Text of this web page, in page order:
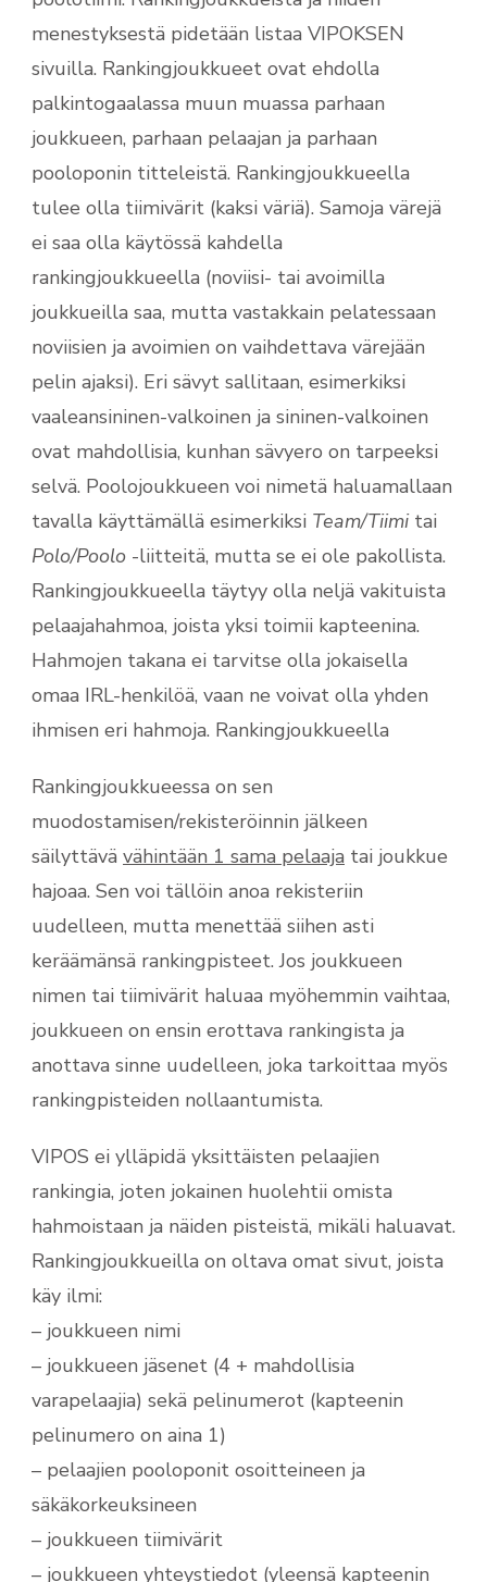
menestyksestä pidetään listaa VIPOKSEN
sivuilla. Rankingjoukkueet ovat ehdolla
palkintogaalassa muun muassa parhaan
joukkueen, parhaan pelaajan ja parhaan
pooloponin titteleistä. Rankingjoukkueella
tulee olla tiimivärit (kaksi väriä). Samoja värejä
ei saa olla käytössä kahdella
rankingjoukkueella (noviisi- tai avoimilla
joukkueilla saa, mutta vastakkain pelatessaan
noviisien ja avoimien on vaihdettava värejään
pelin ajaksi). Eri sävyt sallitaan, esimerkiksi
vaaleansininen-valkoinen ja sininen-valkoinen
ovat mahdollisia, kunhan sävyero on tarpeeksi
selvä. Poolojoukkueen voi nimetä haluamallaan
tavalla käyttämällä esimerkiksi Team/Tiimitai
Polo/Poolo -liitteitä, mutta se ei ole pakollista.
Rankingjoukkueella täytyy olla neljä vakituista
pelaajahahmoa, joista yksi toimii kapteenina.
Hahmojen takana ei tarvitse olla jokaisella
omaa IRL-henkilöä, vaan ne voivat olla yhden
ihmisen eri hahmoja. Rankingjoukkueella
Rankingjoukkueessa on sen
muodostamisen/rekisteröinnin jälkeen
säilyttävä vähintään 1 sama pelaaja tai joukkue
hajoaa. Sen voi tällöin anoa rekisteriin
uudelleen, mutta menettää siihen asti
keräämänsä rankingpisteet. Jos joukkueen
nimen tai tiimivärit haluaa myöhemmin vaihtaa,
joukkueen on ensin erottava rankingista ja
anottava sinne uudelleen, joka tarkoittaa myös
rankingpisteiden nollaantumista.
VIPOS ei ylläpidä yksittäisten pelaajien
rankingia, joten jokainen huolehtii omista
hahmoistaan ja näiden pisteistä, mikäli haluavat.
Rankingjoukkueilla on oltava omat sivut, joista
käy ilmi:
– joukkueen nimi
– joukkueen jäsenet (4 + mahdollisia
varapelaajia) sekä pelinumerot (kapteenin
pelinumero on aina 1)
– pelaajien pooloponit osoitteineen ja
säkäkorkeuksineen
– joukkueen tiimivärit
– joukkueen yhteystiedot (yleensä kapteenin